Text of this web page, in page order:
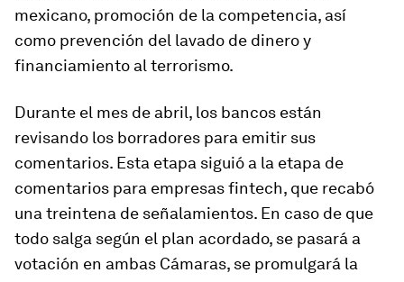
mexicano, promoción de la competencia, así
como prevención del lavado de dinero y
financiamiento al terrorismo.
Durante el mes de abril, los bancos están
revisando los borradores para emitir sus
comentarios. Esta etapa siguió a la etapa de
comentarios para empresas fintech, que recabó
una treintena de señalamientos. En caso de que
todo salga según el plan acordado, se pasará a
votación en ambas Cámaras, se promulgará la